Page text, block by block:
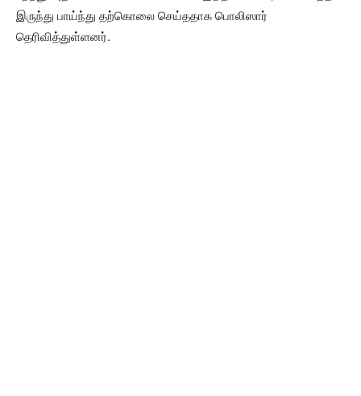
இருந்து பாய்ந்து தற்கொலை செய்ததாக பொலிஸார்
தெரிவித்துள்ளனர்.